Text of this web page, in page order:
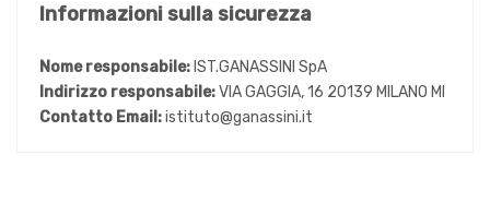
Informazioni sulla sicurezza
Nome responsabile: IST.GANASSINI SpA
Indirizzo responsabile:VIA GAGGIA, 16 20139 MILANO MI
Contatto Email:istituto@ganassini.it